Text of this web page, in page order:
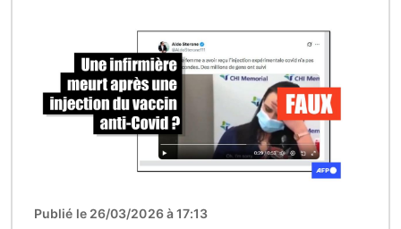
Publié le 26/03/2026 à 17:13